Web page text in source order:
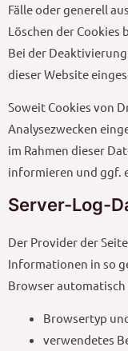
Fälle oder generell
Löschen der Cookies
Bei der
dieser Website
Soweit Cookies von
Analysezwecken
im Rahmen dieser
informieren und ggf.
Server-Log-
Der Provider der
Informationen in so
Browser
Browsertyp
verwendetes